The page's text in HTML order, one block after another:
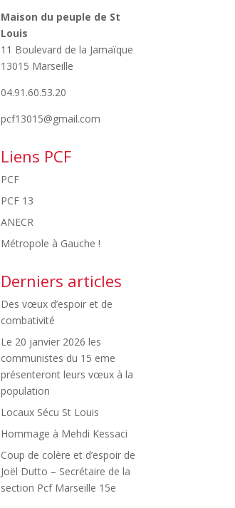
Maison du peuple de St
Louis
11 Boulevard de la Jamaïque
13015 Marseille
04.91.60.53.20
pcf13015@gmail.com
Liens PCF
PCF
PCF 13
ANECR
Métropole à Gauche !
Derniers articles
Des vœux d’espoir et de
combativité
Le 20 janvier 2026 les
communistes du 15 eme
présenteront leurs vœux à la
population
Locaux Sécu St Louis
Hommage à Mehdi Kessaci
Coup de colère et d’espoir de
Joël Dutto – Secrétaire de la
section Pcf Marseille 15e